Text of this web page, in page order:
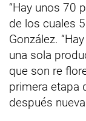
“Hay unos 70
de los cuales
González.
una sola
que son re
primera etapa
después